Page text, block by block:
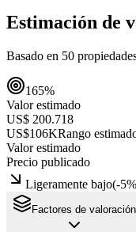
Estimación de
Basado en 50
165%
Valor estimado
US$ 200.718
US$106KRango
Valor estimado
Precio publicado
Ligeramente bajo(-5
Factores de valoración